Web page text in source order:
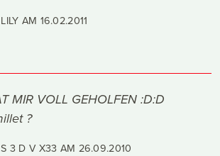
AM 16.02.2011
MIR VOLL GEHOLFEN :D:D
?
3 D V X33 AM 26.09.2010